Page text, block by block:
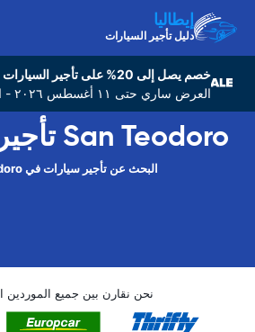
إيطاليا
دليل تأجير السيارات
خصم يصل إلى 20% على تأجير السيارات في جميع أنحاء العالم
العرض ساري حتى ١١ أغسطس ٢٠٢٦ - استفد منه اليوم!
San Teodoro تأجير السيارات
البحث عن تأجير سيارات في San Teodoro
نحن نقارن بين جميع الموردين